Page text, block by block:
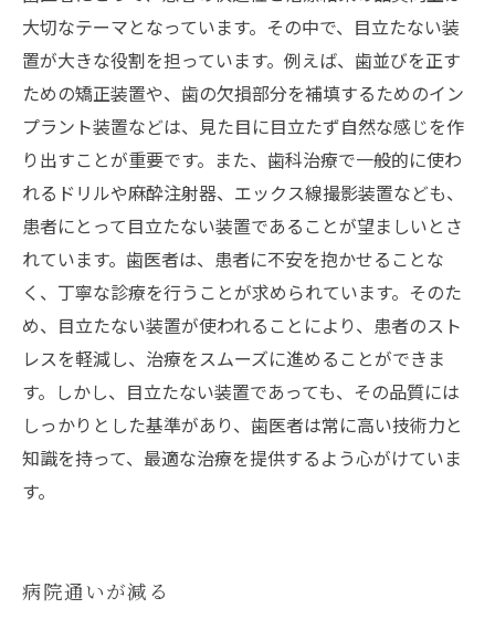
大切なテーマとなっています。その中で、目立たない装
置が大きな役割を担っています。例えば、歯並びを正す
ための矯正装置や、歯の欠損部分を補填するためのイン
プラント装置などは、見た目に目立たず自然な感じを作
り出すことが重要です。また、歯科治療で一般的に使わ
れるドリルや麻酔注射器、エックス線撮影装置なども、
患者にとって目立たない装置であることが望ましいとさ
れています。歯医者は、患者に不安を抱かせることな
く、丁寧な診療を行うことが求められています。そのた
め、目立たない装置が使われることにより、患者のスト
レスを軽減し、治療をスムーズに進めることができま
す。しかし、目立たない装置であっても、その品質には
しっかりとした基準があり、歯医者は常に高い技術力と
知識を持って、最適な治療を提供するよう心がけていま
す。
病院通いが減る